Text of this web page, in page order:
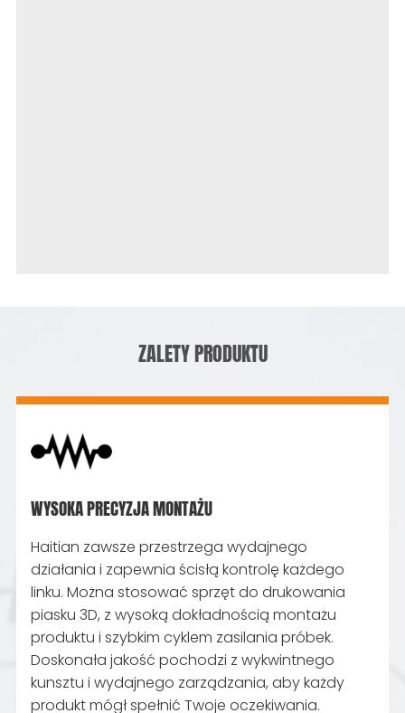
WYSOKA PRECYZJA MONTAŻU
Haitian zawsze przestrzega wydajnego
działania i zapewnia ścisłą kontrolę każdego
linku. Można stosować sprzęt do drukowania
piasku 3D, z wysoką dokładnością montażu